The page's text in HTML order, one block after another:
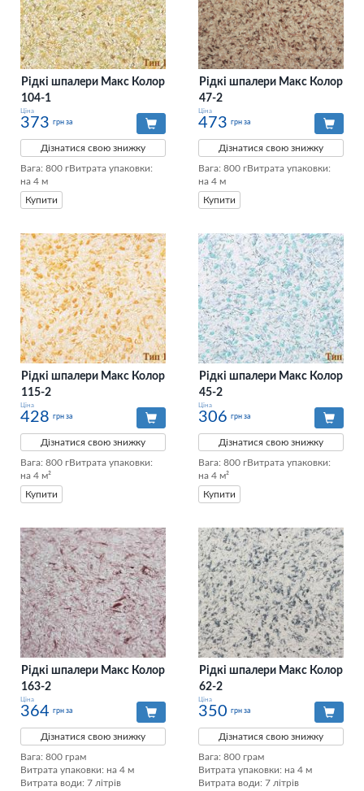
Рідкі шпалери Макс Колор
104-1
Ціна
373 грн за
Дізнатися свою знижку
Вага: 800 гВитрата упаковки:
на 4 м
Купити
Рідкі шпалери Макс Колор
47-2
Ціна
473 грн за
Дізнатися свою знижку
Вага: 800 гВитрата упаковки:
на 4 м
Купити
Рідкі шпалери Макс Колор
115-2
Ціна
428 грн за
Дізнатися свою знижку
Вага: 800 гВитрата упаковки:
на 4 м²
Купити
Рідкі шпалери Макс Колор
45-2
Ціна
306 грн за
Дізнатися свою знижку
Вага: 800 гВитрата упаковки:
на 4 м²
Купити
Рідкі шпалери Макс Колор
163-2
Ціна
364 грн за
Дізнатися свою знижку
Вага: 800 грам
Витрата упаковки: на 4 м
Витрата води: 7 літрів
Рідкі шпалери Макс Колор
62-2
Ціна
350 грн за
Дізнатися свою знижку
Вага: 800 грам
Витрата упаковки: на 4 м
Витрата води: 7 літрів